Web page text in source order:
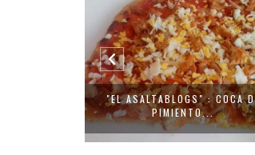
GUISO DE ATÚN Y PULPO